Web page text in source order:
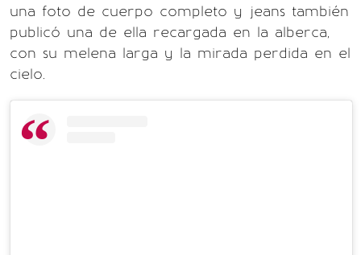
una foto de cuerpo completo y jeans también
publicó una de ella recargada en la alberca,
con su melena larga y la mirada perdida en el
cielo.